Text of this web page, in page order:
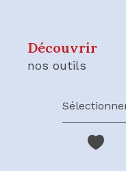
découvrir
nos outils